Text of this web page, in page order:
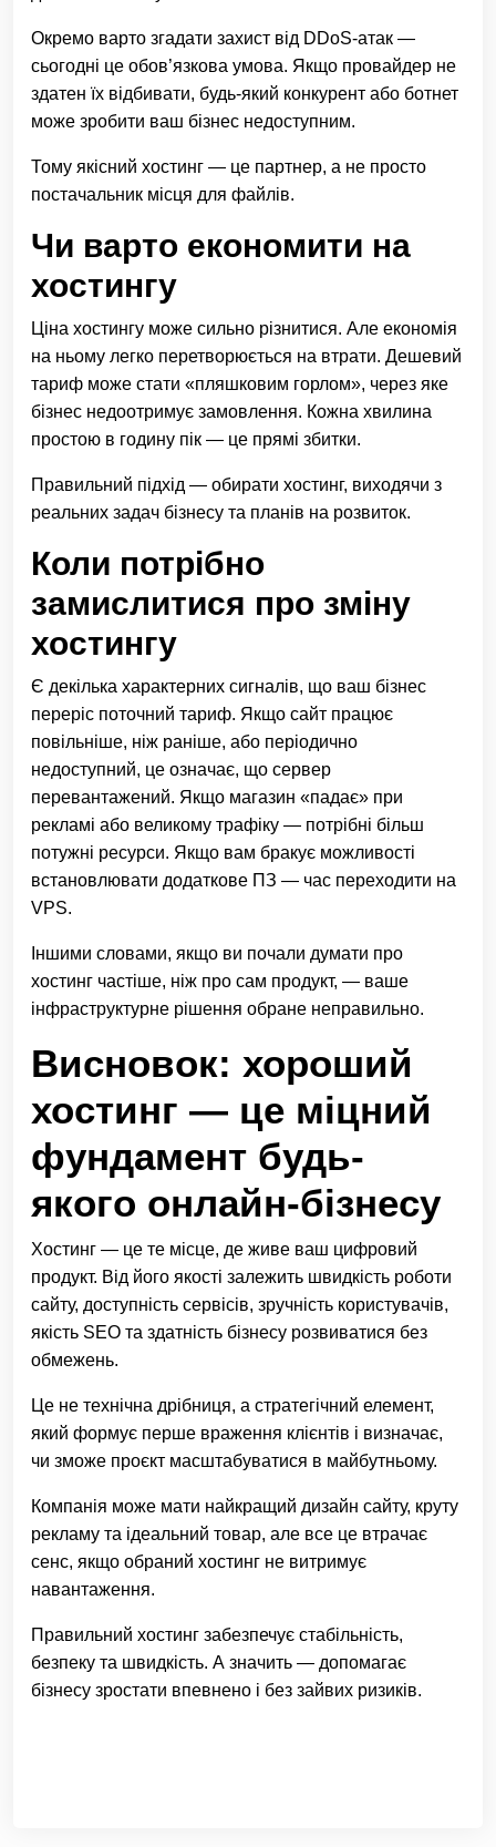
Окремо варто згадати захист від DDoS-атак —
сьогодні це обов’язкова умова. Якщо провайдер не
здатен їх відбивати, будь-який конкурент або ботнет
може зробити ваш бізнес недоступним.
Тому якісний хостинг — це партнер, а не просто
постачальник місця для файлів.
Чи варто економити на
хостингу
Ціна хостингу може сильно різнитися. Але економія
на ньому легко перетворюється на втрати. Дешевий
тариф може стати «пляшковим горлом», через яке
бізнес недоотримує замовлення. Кожна хвилина
простою в годину пік — це прямі збитки.
Правильний підхід — обирати хостинг, виходячи з
реальних задач бізнесу та планів на розвиток.
Коли потрібно
замислитися про зміну
хостингу
Є декілька характерних сигналів, що ваш бізнес
переріс поточний тариф. Якщо сайт працює
повільніше, ніж раніше, або періодично
недоступний, це означає, що сервер
перевантажений. Якщо магазин «падає» при
рекламі або великому трафіку — потрібні більш
потужні ресурси. Якщо вам бракує можливості
встановлювати додаткове ПЗ — час переходити на
VPS.
Іншими словами, якщо ви почали думати про
хостинг частіше, ніж про сам продукт, — ваше
інфраструктурне рішення обране неправильно.
Висновок: хороший
хостинг — це міцний
фундамент будь-
якого онлайн-бізнесу
Хостинг — це те місце, де живе ваш цифровий
продукт. Від його якості залежить швидкість роботи
сайту, доступність сервісів, зручність користувачів,
якість SEO та здатність бізнесу розвиватися без
обмежень.
Це не технічна дрібниця, а стратегічний елемент,
який формує перше враження клієнтів і визначає,
чи зможе проєкт масштабуватися в майбутньому.
Компанія може мати найкращий дизайн сайту, круту
рекламу та ідеальний товар, але все це втрачає
сенс, якщо обраний хостинг не витримує
навантаження.
Правильний хостинг забезпечує стабільність,
безпеку та швидкість. А значить — допомагає
бізнесу зростати впевнено і без зайвих ризиків.